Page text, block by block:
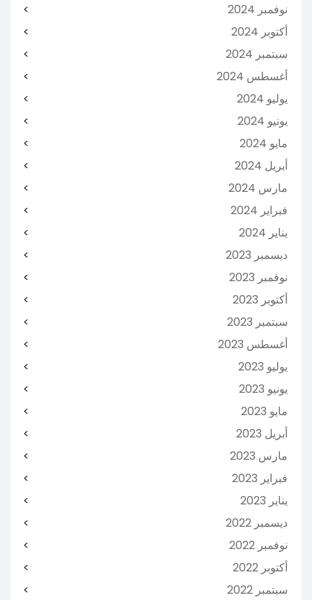
نوفمبر 2024
أكتوبر 2024
سبتمبر 2024
أغسطس 2024
يوليو 2024
يونيو 2024
مايو 2024
أبريل 2024
مارس 2024
فبراير 2024
يناير 2024
ديسمبر 2023
نوفمبر 2023
أكتوبر 2023
سبتمبر 2023
أغسطس 2023
يوليو 2023
يونيو 2023
مايو 2023
أبريل 2023
مارس 2023
فبراير 2023
يناير 2023
ديسمبر 2022
نوفمبر 2022
أكتوبر 2022
سبتمبر 2022